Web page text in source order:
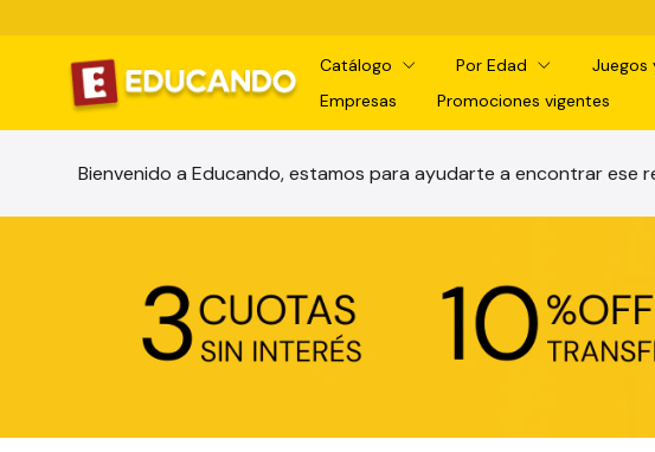
Catálogo Por Edad Juegos
Empresas
Promociones vigentes
Bienvenido a Educando, estamos para ayudarte a encontrar ese